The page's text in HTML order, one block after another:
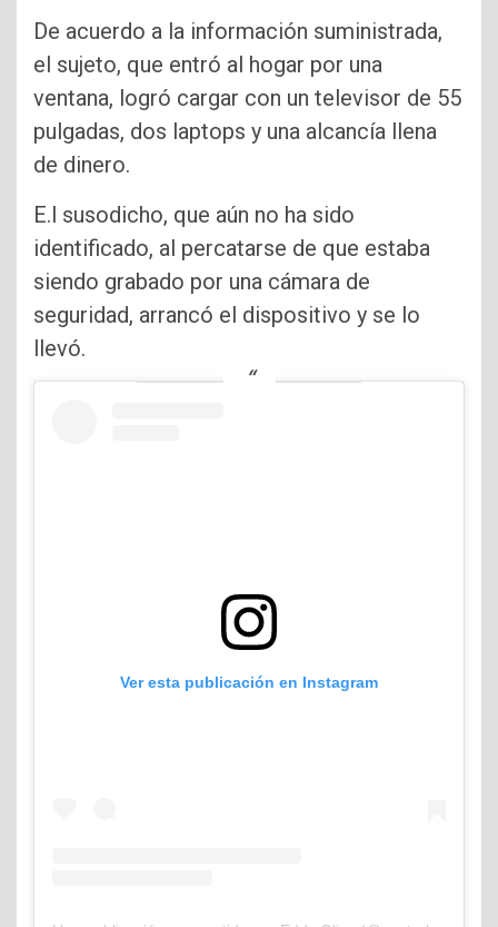
De acuerdo a la información suministrada,
el sujeto, que entró al hogar por una
ventana, logró cargar con un televisor de 55
pulgadas, dos laptops y una alcancía llena
de dinero.
E.l susodicho, que aún no ha sido
identificado, al percatarse de que estaba
siendo grabado por una cámara de
seguridad, arrancó el dispositivo y se lo
llevó.
Ver esta publicación en Instagram